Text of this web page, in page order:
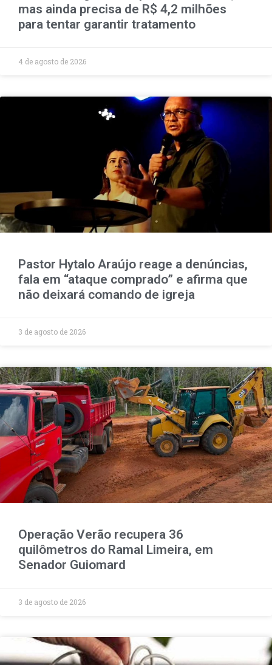
mas ainda precisa de R$ 4,2 milhões
para tentar garantir tratamento
4 de agosto de 2026
Pastor Hytalo Araújo reage a denúncias,
fala em “ataque comprado” e afirma que
não deixará comando de igreja
3 de agosto de 2026
Operação Verão recupera 36
quilômetros do Ramal Limeira, em
Senador Guiomard
3 de agosto de 2026